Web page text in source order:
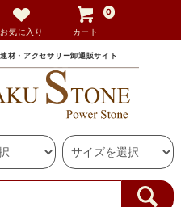
お気に入り カート
0
材・アクセサリー卸通販サイト